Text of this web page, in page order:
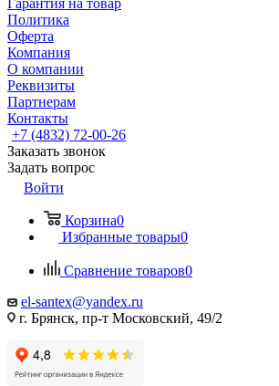
Гарантия на товар
Политика
Оферта
Компания
О компании
Реквизиты
Партнерам
Контакты
+7 (4832) 72-00-26
Заказать звонок
Задать вопрос
Войти
Корзина0
Избранные товары0
Сравнение товаров0
el-santex@yandex.ru
г. Брянск, пр-т Московский, 49/2